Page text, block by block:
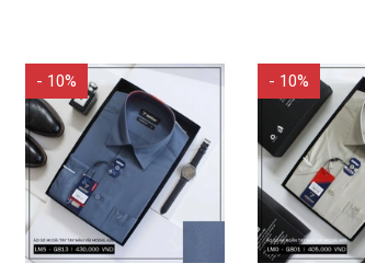
- 10% - 10%